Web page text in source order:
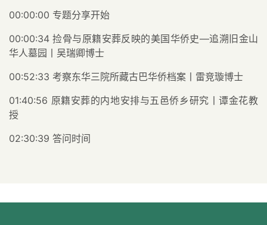
00:00:00 专题分享开始
00:00:34 捡骨与原籍安葬反映的美国华侨史—追溯旧金山
华人墓园丨吴瑞卿博士
00:52:33 考察东华三院所藏古巴华侨档案丨雷竞璇博士
01:40:56 原籍安葬的内地安排与五邑侨乡研究丨谭金花教
授
02:30:39 答问时间